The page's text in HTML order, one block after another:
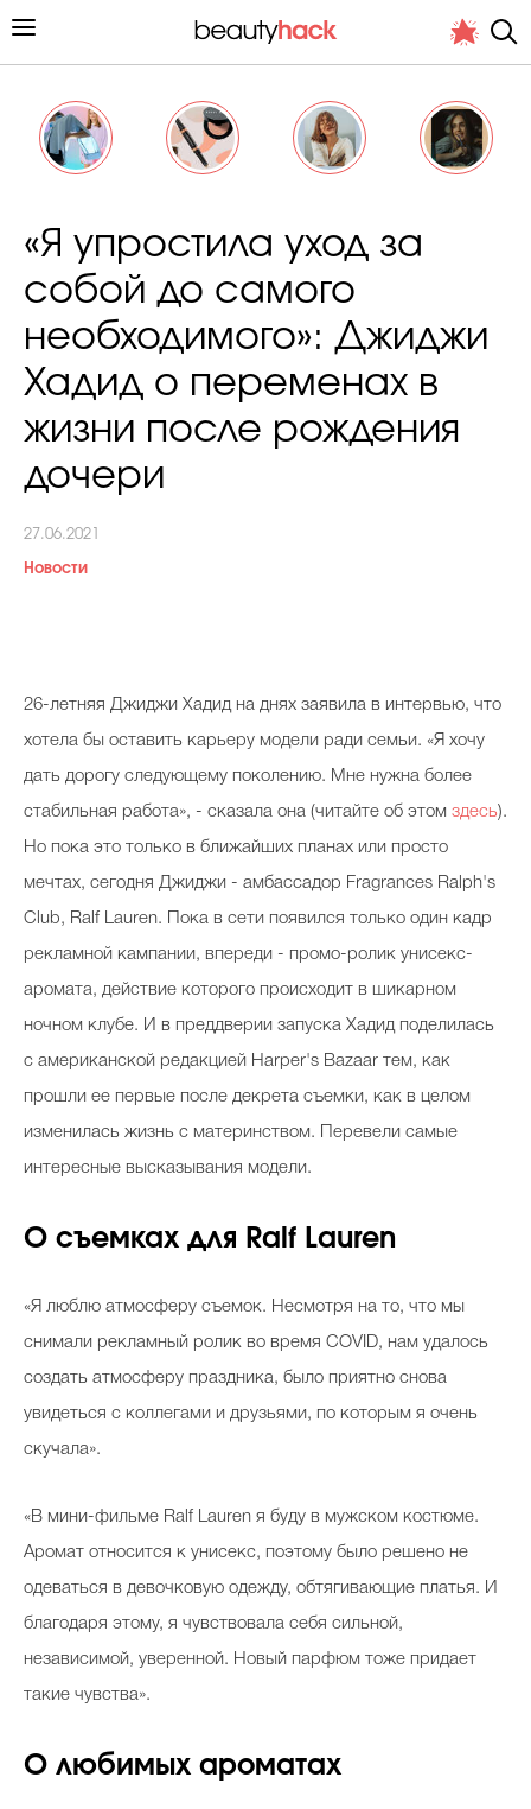
Личный опыт
Стиль жизни
Подиум
Выбор визажистов
Выбор косметолога
Хит недели от визажиста
Интервью со звездой
Викторины
«Я упростила уход за
собой до самого
необходимого»: Джиджи
Хадид о переменах в
жизни после рождения
дочери
27.06.2021
Новости
26-летняя Джиджи Хадид на днях заявила в интервью, что
хотела бы оставить карьеру модели ради семьи. «Я хочу
дать дорогу следующему поколению. Мне нужна более
стабильная работа», - сказала она (читайте об этом здесь).
Но пока это только в ближайших планах или просто
мечтах, сегодня Джиджи - амбассадор Fragrances Ralph's
Club, Ralf Lauren. Пока в сети появился только один кадр
рекламной кампании, впереди - промо-ролик унисекс-
аромата, действие которого происходит в шикарном
ночном клубе. И в преддверии запуска Хадид поделилась
с американской редакцией Harper's Bazaar тем, как
прошли ее первые после декрета съемки, как в целом
изменилась жизнь с материнством. Перевели самые
интересные высказывания модели.
О съемках для Ralf Lauren
«Я люблю атмосферу съемок. Несмотря на то, что мы
снимали рекламный ролик во время COVID, нам удалось
создать атмосферу праздника, было приятно снова
увидеться с коллегами и друзьями, по которым я очень
скучала».
«В мини-фильме Ralf Lauren я буду в мужском костюме.
Аромат относится к унисекс, поэтому было решено не
одеваться в девочковую одежду, обтягивающие платья. И
благодаря этому, я чувствовала себя сильной,
независимой, уверенной. Новый парфюм тоже придает
такие чувства».
О любимых ароматах